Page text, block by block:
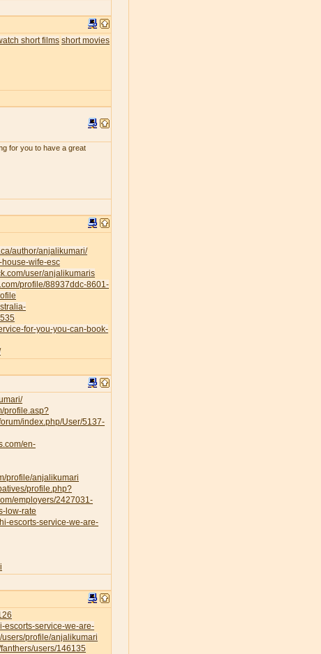
short films short movies
for you to have a great
author/anjalikumari/
wife-esc
user/anjalikumaris
profile/88937ddc-8601-
for-you-you-can-book-
profile.asp?
index.php/User/5137-
en-
profile/anjalikumari
profile.php?
employers/2427031-
low-rate
escorts-service-we-are-
escorts-service-we-are-
users/profile/anjalikumari
users/146135